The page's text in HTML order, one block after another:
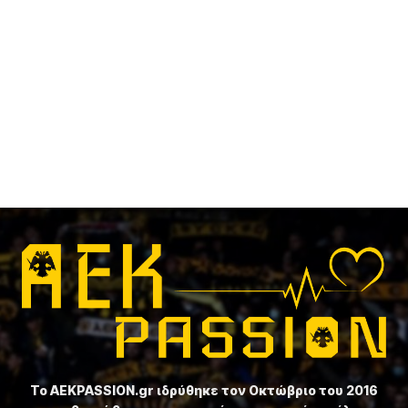
Το ⁦AEKPASSION.gr⁩ ιδρύθηκε τον Οκτώβριο του 2016